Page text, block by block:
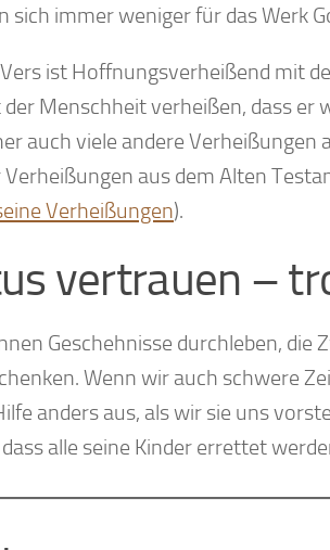
sich immer weniger für das Werk
ist Hoffnungsverheißend mit
Menschheit verheißen, dass
auch viele andere Verheißungen
Verheißungen aus dem Alten
Verheißungen).
vertrauen –
Geschehnisse durchleben, die
Wenn wir auch schwere
anders aus, als wir sie uns
alle seine Kinder errettet